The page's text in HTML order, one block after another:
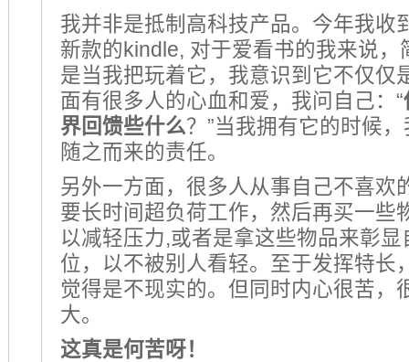
我并非是抵制高科技产品。今年我收
新款的kindle, 对于爱看书的我来说，
是当我把玩着它，我意识到它不仅仅
面有很多人的心血和爱，我问自己：“
界回馈些什么？”当我拥有它的时候
随之而来的责任。
另外一方面，很多人从事自己不喜欢
要长时间超负荷工作，然后再买一些
以减轻压力,或者是拿这些物品来彰
位，以不被别人看轻。至于发挥特长
觉得是不现实的。但同时内心很苦，
大。
这真是何苦呀！